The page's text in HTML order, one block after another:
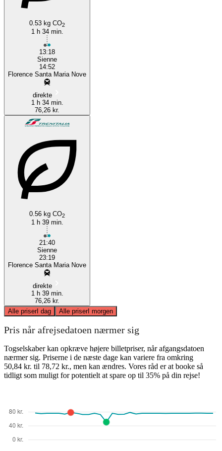
0.53 kg CO2
1 h 34 min.
13:18
Sienne
14:52
Florence Santa Maria Nove
direkte
1 h 34 min.
76,26 kr.
0.56 kg CO2
1 h 39 min.
21:40
Sienne
23:19
Florence Santa Maria Nove
direkte
1 h 39 min.
76,26 kr.
Alle priserI dag Alle priserI morgen
Pris når afrejsedatoen nærmer sig
Togselskaber kan opkræve højere billetpriser, når afgangsdatoen
nærmer sig. Priserne i de næste dage kan variere fra omkring
50,84 kr. til 78,72 kr., men kan ændres. Vores råd er at booke så
tidligt som muligt for potentielt at spare op til 35% på din rejse!